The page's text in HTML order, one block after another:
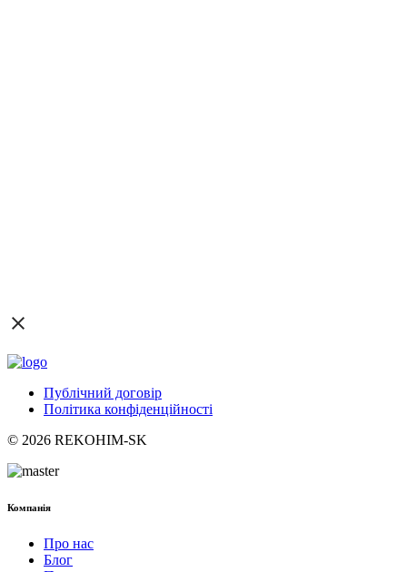
Публічний договір
Політика конфіденційності
© 2026 REKOHIM-SK
Компанія
Про нас
Блог